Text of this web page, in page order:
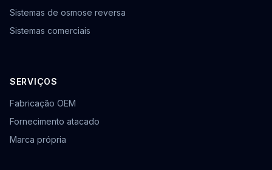
Sistemas de osmose reversa
Sistemas comerciais
SERVIÇOS
Fabricação OEM
Fornecimento atacado
Marca própria